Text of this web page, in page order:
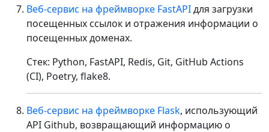
Веб-сервис на фреймворке FastAPIдля загрузки
посещенных ссылок и отражения информации о
посещенных доменах.
Стек: Python, FastAPI, Redis, Git, GitHub Actions
(CI), Poetry, flake8.
Веб-сервис на фреймворке Flask, использующий
API Github, возвращающий информацию о